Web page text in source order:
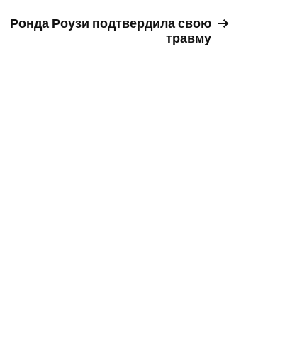
Ронда Роузи подтвердила свою
травму